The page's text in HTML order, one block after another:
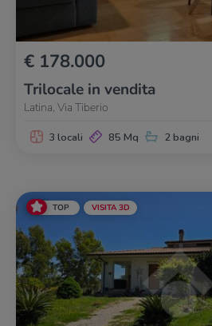
€ 178.000
Trilocale in vendita
Latina, Via Tiberio
3 locali 85 Mq 2 bagni
TOP VISITA 3D